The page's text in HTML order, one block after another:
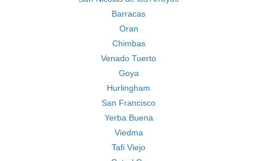
Barracas
Oran
Chimbas
Venado Tuerto
Goya
Hurlingham
San Francisco
Yerba Buena
Viedma
Tafi Viejo